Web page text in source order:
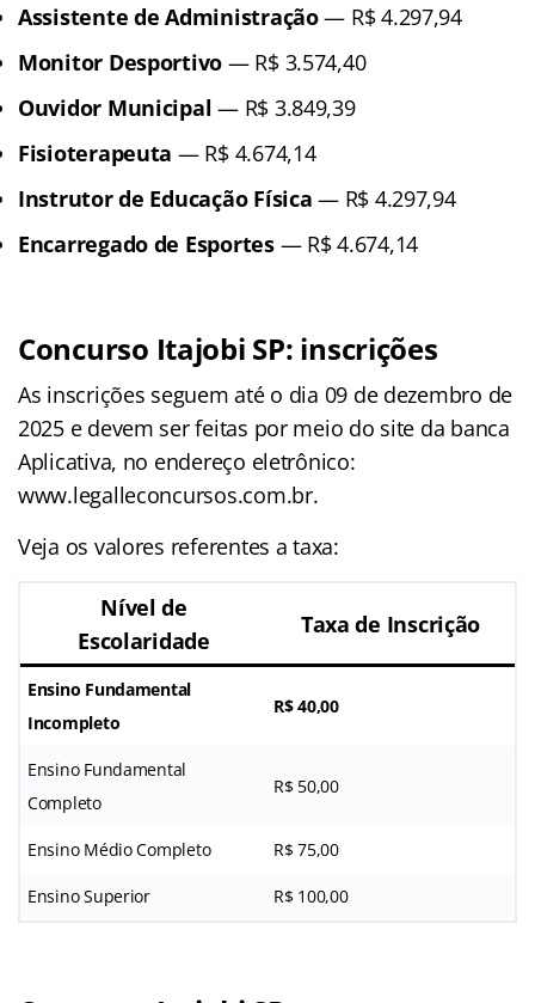
Assistente de Administração— R$ 4.297,94
Monitor Desportivo — R$ 3.574,40
Ouvidor Municipal — R$ 3.849,39
Fisioterapeuta — R$ 4.674,14
Instrutor de Educação Física — R$ 4.297,94
Encarregado de Esportes— R$ 4.674,14
Concurso Itajobi SP: inscrições
As inscrições seguem até o dia 09 de dezembro de
2025 e devem ser feitas por meio do site da banca
Aplicativa, no endereço eletrônico:
www.legalleconcursos.com.br.
Veja os valores referentes a taxa:
Nível de
Escolaridade
Taxa de Inscrição
Ensino Fundamental
Incompleto
R$ 40,00
Ensino Fundamental
Completo
R$ 50,00
Ensino Médio Completo R$ 75,00
Ensino Superior R$ 100,00